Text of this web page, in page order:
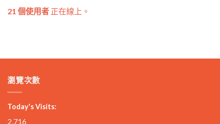
21 個使用者 正在線上。
瀏覽次數
Today's Visits:
2,716